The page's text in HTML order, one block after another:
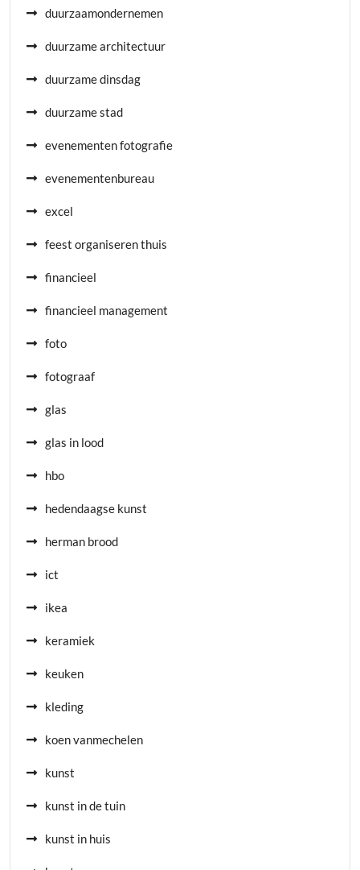
duurzaamondernemen
duurzame architectuur
duurzame dinsdag
duurzame stad
evenementen fotografie
evenementenbureau
excel
feest organiseren thuis
financieel
financieel management
foto
fotograaf
glas
glas in lood
hbo
hedendaagse kunst
herman brood
ict
ikea
keramiek
keuken
kleding
koen vanmechelen
kunst
kunst in de tuin
kunst in huis